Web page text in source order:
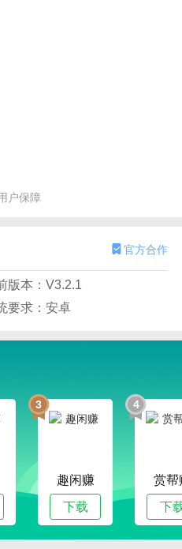
户保障
官方合作
版本：V3.2.1
要求：安卓
3
趣闲赚
下载
4
赏帮
下